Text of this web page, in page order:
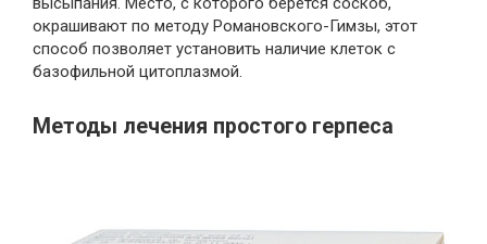
окрашивают по методу Романовского-Гимзы, этот
способ позволяет установить наличие клеток с
базофильной цитоплазмой.
Методы лечения простого герпеса